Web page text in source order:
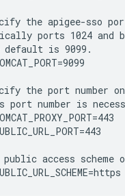
the apigee-sso
ports 1024 and
default is 9099.
the port number
port number is
access